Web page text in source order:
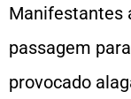
Manifestantes
passagem
provocado